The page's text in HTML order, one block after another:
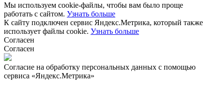
Мы используем cookie-файлы, чтобы вам было проще
работать с сайтом. Узнать больше
К сайту подключен сервис Яндекс.Метрика, который также
использует файлы cookie. Узнать больше
Согласен
Согласен
Согласие на обработку персональных данных с помощью
сервиса «Яндекс.Метрика»